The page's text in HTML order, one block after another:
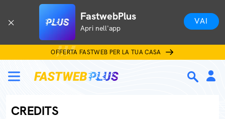
FastwebPlus
Apri nell'app
VAI
OFFERTA FASTWEB PER LA TUA CASA
CREDITS